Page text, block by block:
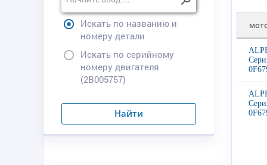
Искать по названию и
номеру детали
Искать по серийному
номеру двигателя
(2B005757)
Найти